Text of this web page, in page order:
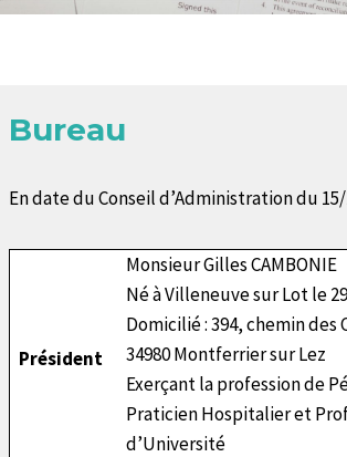
Bureau
En date du Conseil d’Administration du
Président
Monsieur Gilles CAMBONIE
Né à Villeneuve sur Lot le
Domicilié : 394, chemin des
34980 Montferrier sur Lez
Exerçant la profession de
Praticien Hospitalier et
d’Université